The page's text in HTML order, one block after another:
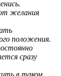
желания
положения.
сразу
в таком